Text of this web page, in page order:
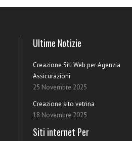
Ultime Notizie
Creazione Siti Web per Agenzia
Assicurazioni
25 Novembre 2025
Creazione sito vetrina
18 Novembre 2025
Siti internet Per